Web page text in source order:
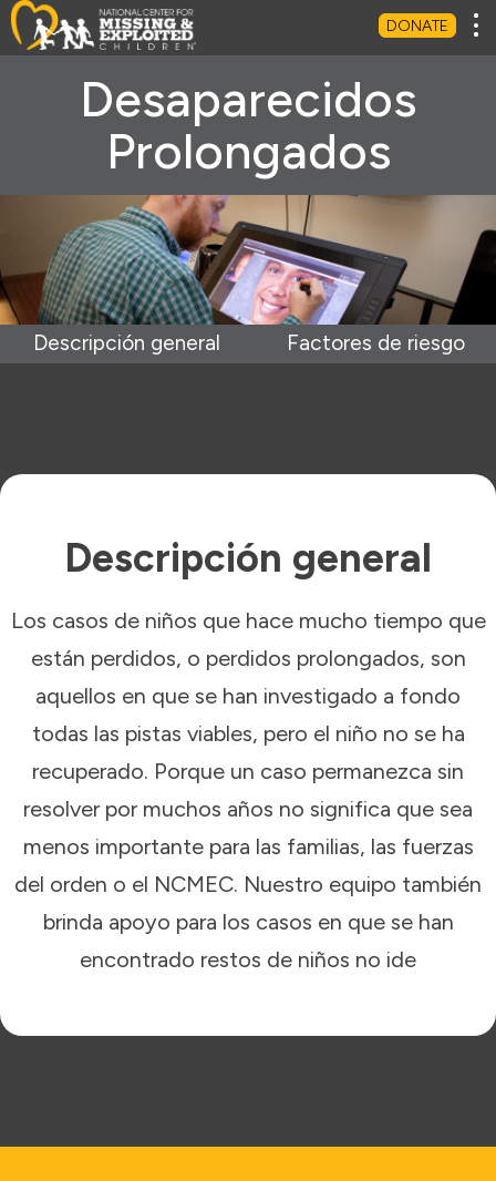
DONATE
Desaparecidos
Prolongados
Descripción general Factores de riesgo
Descripción general
Los casos de niños que hace mucho tiempo que
están perdidos, o perdidos prolongados, son
aquellos en que se han investigado a fondo
todas las pistas viables, pero el niño no se ha
recuperado. Porque un caso permanezca sin
resolver por muchos años no significa que sea
menos importante para las familias, las fuerzas
del orden o el NCMEC. Nuestro equipo también
brinda apoyo para los casos en que se han
encontrado restos de niños no ide